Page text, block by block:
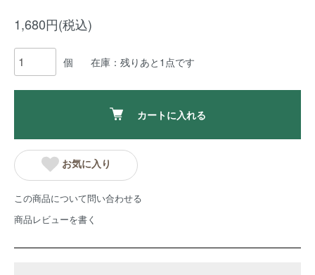
1,680円(税込)
個 在庫：残りあと1点です
カートに入れる
お気に入り
この商品について問い合わせる
商品レビューを書く